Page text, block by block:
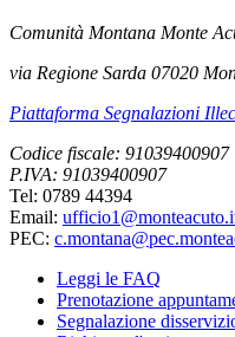
Comunità Montana Monte
via Regione Sarda 07020
Piattaforma Segnalazioni
Codice fiscale: 91039400907
P.IVA: 91039400907
Tel: 0789 44394
Email:
PEC:
Leggi le FAQ
Prenotazione
Segnalazione